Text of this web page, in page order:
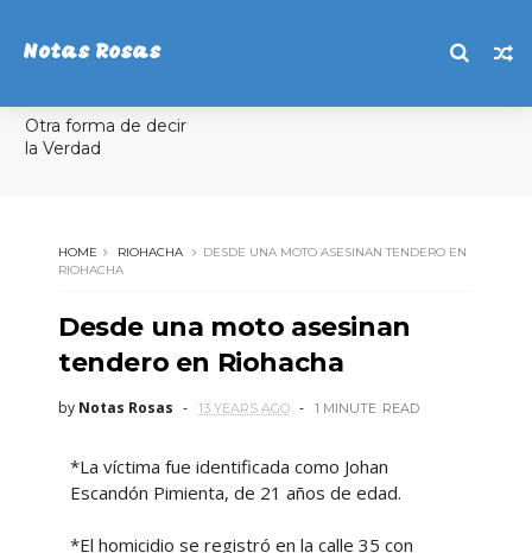
Notas Rosas
Otra forma de decir
la Verdad
HOME RIOHACHA
DESDE UNA MOTO ASESINAN TENDERO EN
RIOHACHA
Desde una moto asesinan
tendero en Riohacha
by Notas Rosas 13 YEARS AGO 1 MINUTE READ
*La víctima fue identificada como Johan
Escandón Pimienta, de 21 años de edad.
*El homicidio se registró en la calle 35 con